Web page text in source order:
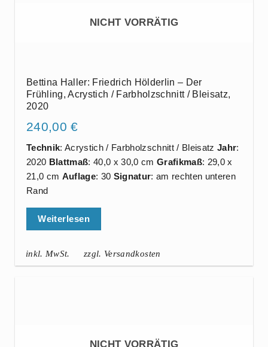
NICHT VORRÄTIG
Bettina Haller: Friedrich Hölderlin – Der
Frühling, Acrystich / Farbholzschnitt / Bleisatz,
2020
240,00€
Technik: Acrystich / Farbholzschnitt / BleisatzJahr:
2020 Blattmaß: 40,0 x 30,0 cmGrafikmaß: 29,0 x
21,0 cm Auflage: 30 Signatur: am rechten unteren
Rand
Weiterlesen
inkl. MwSt. zzgl. Versandkosten
NICHT VORRÄTIG